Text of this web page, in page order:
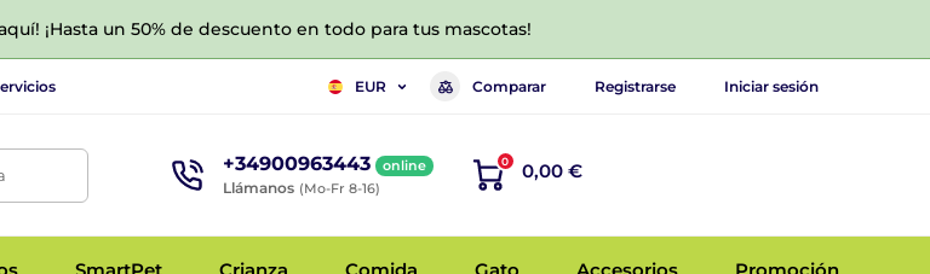
¡Hasta un 50% de descuento en todo para tus mascotas!
EUR Comparar Registrarse Iniciar sesión
+34900963443 online
Llámanos (Mo-Fr 8-16)
0 0,00 €
SmartPet Crianza Comida Gato Accesorios Promoción